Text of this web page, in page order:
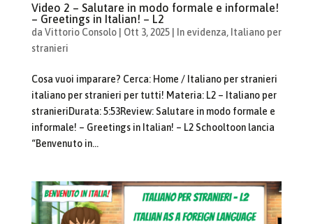
Video 2 – Salutare in modo formale e informale!
– Greetings in Italian! – L2
da Vittorio Consolo| Ott 3, 2025| In evidenza, Italiano per
stranieri
Cosa vuoi imparare? Cerca: Home / Italiano per stranieri
italiano per stranieri per tutti! Materia: L2 – Italiano per
stranieriDurata: 5:53Review: Salutare in modo formale e
informale! – Greetings in Italian! – L2 Schooltoon lancia
“Benvenuto in...